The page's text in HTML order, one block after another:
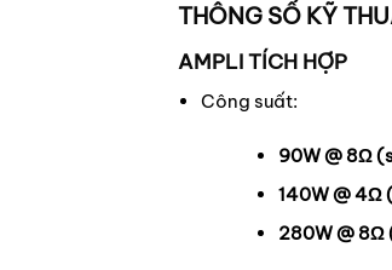
THÔNG SỐ KỸ
AMPLI TÍCH HỢP
Công suất:
90W @ 8Ω
140W @ 4Ω
280W @ 8Ω